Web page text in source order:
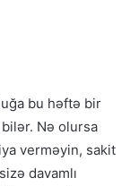
bu həftə bir
Nə olursa
verməyin, sakit
davamlı